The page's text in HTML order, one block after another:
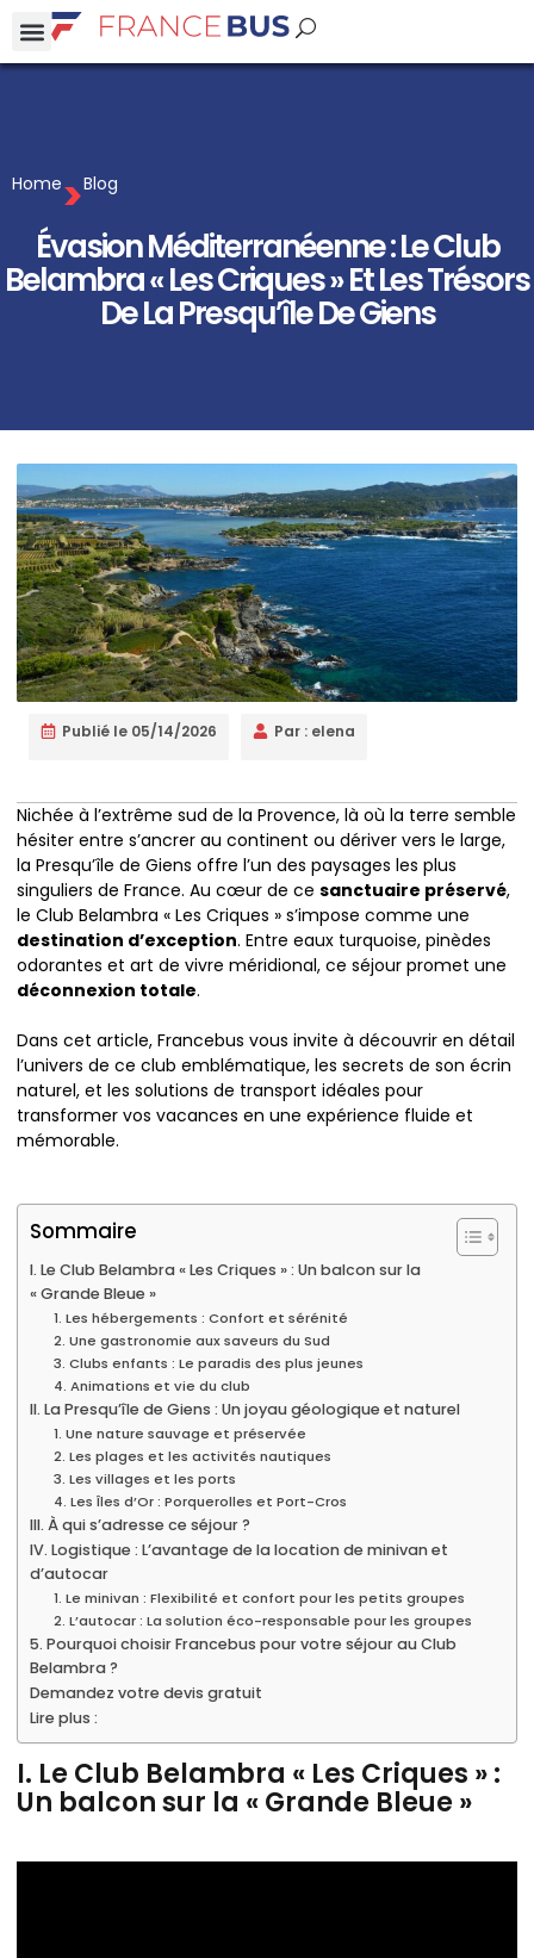
Home>Blog
Évasion Méditerranéenne : Le Club
Belambra « Les Criques » Et Les Trésors
De La Presqu’île De Giens
Publié le 05/14/2026 Par : elena
Nichée à l’extrême sud de la Provence, là où la terre semble
hésiter entre s’ancrer au continent ou dériver vers le large,
la Presqu’île de Giens offre l’un des paysages les plus
singuliers de France. Au cœur de ce sanctuaire préservé,
le Club Belambra « Les Criques » s’impose comme une
destination d’exception. Entre eaux turquoise, pinèdes
odorantes et art de vivre méridional, ce séjour promet une
déconnexion totale.
Dans cet article, Francebus vous invite à découvrir en détail
l’univers de ce club emblématique, les secrets de son écrin
naturel, et les solutions de transport idéales pour
transformer vos vacances en une expérience fluide et
mémorable.
Sommaire
I. Le Club Belambra « Les Criques » : Un balcon sur la
« Grande Bleue »
1. Les hébergements : Confort et sérénité
2. Une gastronomie aux saveurs du Sud
3. Clubs enfants : Le paradis des plus jeunes
4. Animations et vie du club
II. La Presqu’île de Giens : Un joyau géologique et naturel
1. Une nature sauvage et préservée
2. Les plages et les activités nautiques
3. Les villages et les ports
4. Les Îles d’Or : Porquerolles et Port-Cros
III. À qui s’adresse ce séjour ?
IV. Logistique : L’avantage de la location de minivan et
d’autocar
1. Le minivan : Flexibilité et confort pour les petits groupes
2. L’autocar : La solution éco-responsable pour les groupes
5. Pourquoi choisir Francebus pour votre séjour au Club
Belambra ?
Demandez votre devis gratuit
Lire plus :
I. Le Club Belambra « Les Criques » :
Un balcon sur la « Grande Bleue »